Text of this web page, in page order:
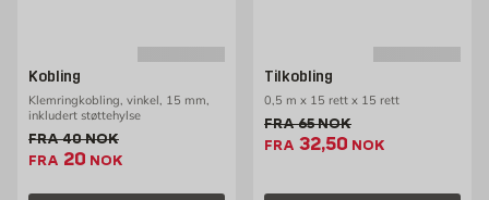
Kobling
Klemringkobling, vinkel, 15 mm,
inkludert støttehylse
FRAGammel pris 40 NOK /stk
40NOK
FRA Ekstrapris 20 NOK /stk
20 NOK
Tilkobling
0,5 m x 15 rett x 15 rett
FRAGammel pris 65 NOK /stk
65NOK
FRA Ekstrapris 32.5 NOK
32,50 NOK